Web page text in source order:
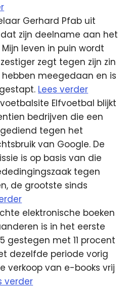
Gerhard Pfab uit
zijn deelname aan het
leven in puin wordt
zegt tegen zijn zin
meegedaan en is
Lees verder
Elfvoetbal blijkt
bedrijven die een
tegen het
van Google. De
is op basis van die
tegen
de grootste sinds
elektronische boeken
is in het eerste
gestegen met 11 procent
dezelfde periode vorig
verkoop van e-books vrij
verder